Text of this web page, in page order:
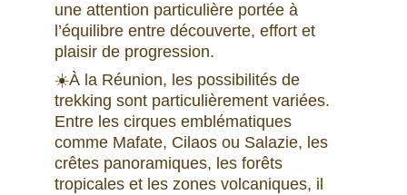
une attention particulière portée à
l’équilibre entre découverte, effort et
plaisir de progression.
☀️À la Réunion, les possibilités de
trekking sont particulièrement variées.
Entre les cirques emblématiques
comme Mafate, Cilaos ou Salazie, les
crêtes panoramiques, les forêts
tropicales et les zones volcaniques, il